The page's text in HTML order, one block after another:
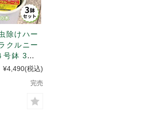
除けハー
クルニー
号鉢 3鉢
¥4,490(税込)
完売